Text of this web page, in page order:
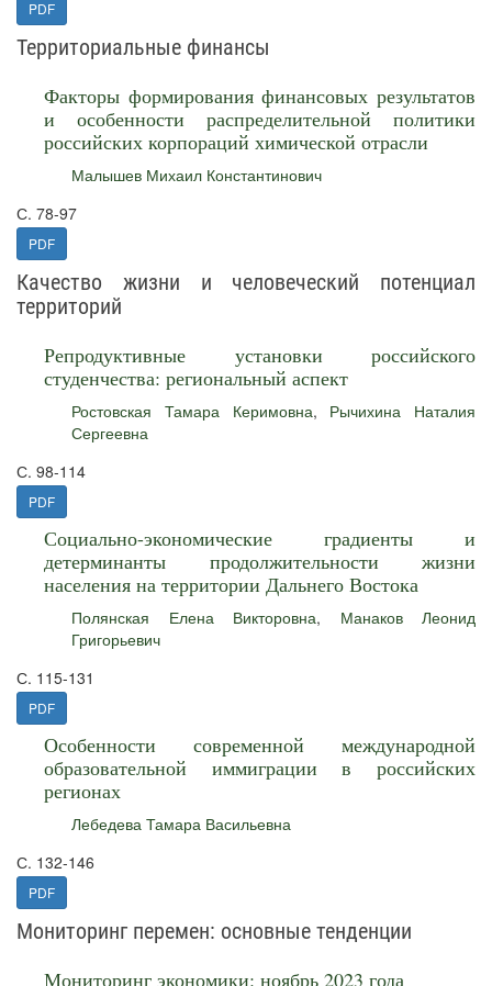
PDF
Территориальные финансы
Факторы формирования финансовых результатов
и особенности распределительной политики
российских корпораций химической отрасли
Малышев Михаил Константинович
С. 78-97
PDF
Качество жизни и человеческий потенциал
территорий
Репродуктивные установки российского
студенчества: региональный аспект
Ростовская Тамара Керимовна, Рычихина Наталия
Сергеевна
С. 98-114
PDF
Социально-экономические градиенты и
детерминанты продолжительности жизни
населения на территории Дальнего Востока
Полянская Елена Викторовна, Манаков Леонид
Григорьевич
С. 115-131
PDF
Особенности современной международной
образовательной иммиграции в российских
регионах
Лебедева Тамара Васильевна
С. 132-146
PDF
Мониторинг перемен: основные тенденции
Мониторинг экономики: ноябрь 2023 года